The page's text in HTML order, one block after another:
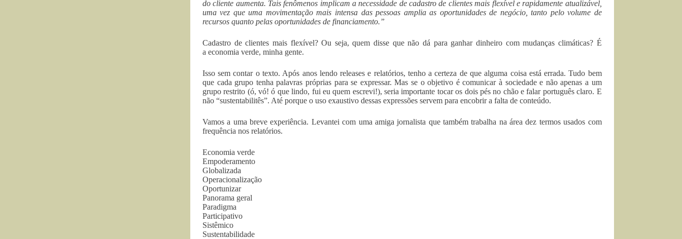
do cliente aumenta. Tais fenômenos implicam a necessidade de cadastro de clientes mais flexível e rapidamente atualizável,
uma vez que uma movimentação mais intensa das pessoas amplia as oportunidades de negócio, tanto pelo volume de
recursos quanto pelas oportunidades de financiamento.”
Cadastro de clientes mais flexível? Ou seja, quem disse que não dá para ganhar dinheiro com mudanças climáticas? É
a economia verde, minha gente.
Isso sem contar o texto. Após anos lendo releases e relatórios, tenho a certeza de que alguma coisa está errada. Tudo bem
que cada grupo tenha palavras próprias para se expressar. Mas se o objetivo é comunicar à sociedade e não apenas a um
grupo restrito (ó, vó! ó que lindo, fui eu quem escrevi!), seria importante tocar os dois pés no chão e falar português claro. E
não “sustentabilitês”. Até porque o uso exaustivo dessas expressões servem para encobrir a falta de conteúdo.
Vamos a uma breve experiência. Levantei com uma amiga jornalista que também trabalha na área dez termos usados com
frequência nos relatórios.
Economia verde
Empoderamento
Globalizada
Operacionalização
Oportunizar
Panorama geral
Paradigma
Participativo
Sistêmico
Sustentabilidade